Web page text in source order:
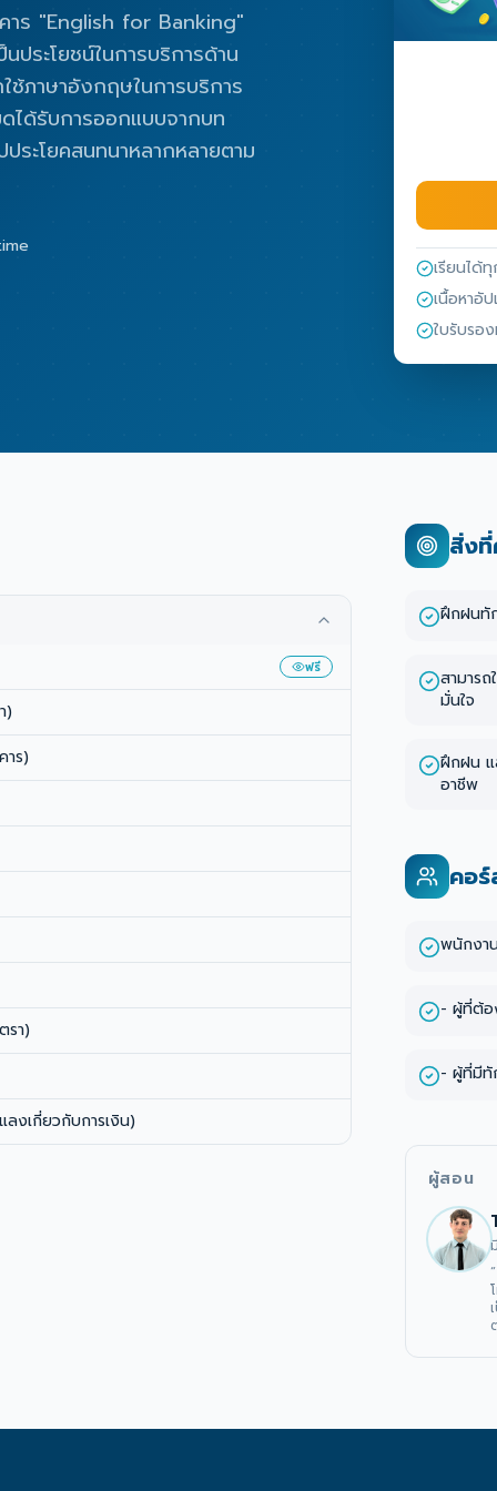
าร "English for Banking"
ประโยชน์ในการบริการด้าน
ช้ภาษาอังกฤษในการบริการ
ได้รับการออกแบบจากบท
ระโยคสนทนาหลากหลายตาม
เรียนได้
เนื้อหาอั
ใบรับรอ
ฟรี
)
าร)
รา)
งเกี่ยวกับการเงิน)
สิ่งที่
ฝึกฝนทั
สามาร
มั่นใจ
ฝึกฝน แ
อาชีพ
คอร์
พนักงา
- ผู้ที่ต้อ
- ผู้ที่มีทั
ผู้สอน